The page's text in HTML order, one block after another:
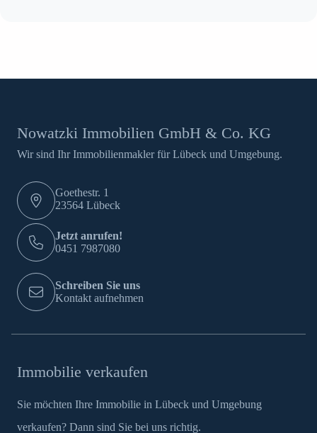
Nowatzki Immobilien GmbH & Co. KG
Wir sind Ihr Immobilienmakler für Lübeck und Umgebung.
Goethestr. 1
23564 Lübeck
Jetzt anrufen!
0451 7987080
Schreiben Sie uns
Kontakt aufnehmen
Immobilie verkaufen
Sie möchten Ihre Immobilie in Lübeck und Umgebung
verkaufen? Dann sind Sie bei uns richtig.